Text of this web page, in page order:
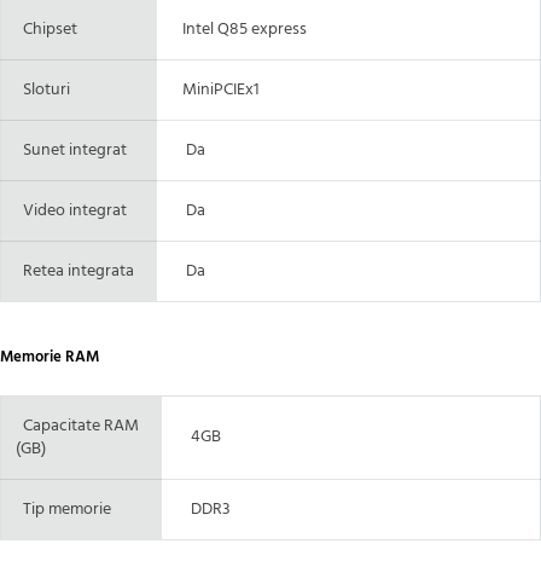
Chipset Intel Q85 express
Sloturi MiniPCIEx1
Sunet integrat Da
Video integrat Da
Retea integrata Da
Memorie RAM
Capacitate RAM
(GB)
4GB
Tip memorie DDR3